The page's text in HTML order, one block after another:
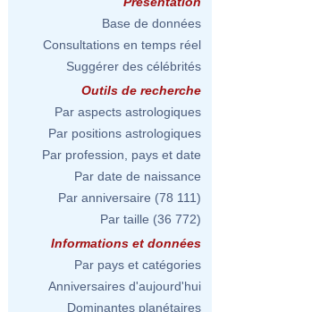
Base de données
Consultations en temps réel
Suggérer des célébrités
Outils de recherche
Par aspects astrologiques
Par positions astrologiques
Par profession, pays et date
Par date de naissance
Par anniversaire (78 111)
Par taille (36 772)
Informations et données
Par pays et catégories
Anniversaires d'aujourd'hui
Dominantes planétaires